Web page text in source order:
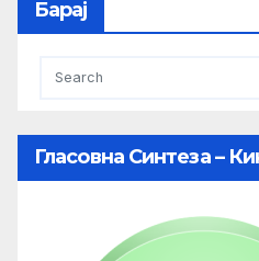
Барај
Гласовна Синтеза –